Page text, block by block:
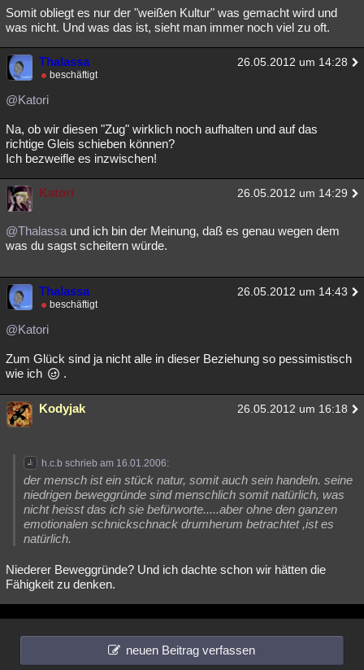
Somit obliegt es nur der "weißen Kultur" was gemacht wird und
was nicht. Und was das ist, sieht man immer noch viel zu oft.
Thalassa 26.05.2012 um 14:28
beschäftigt
@Katori
Na, ob wir diesen "Zug" wirklich noch aufhalten und auf das
richtige Gleis schieben können?
Ich bezweifle es inzwischen!
Katori 26.05.2012 um 14:29
@Thalassa und ich bin der Meinung, daß es genau wegen dem
was du sagst scheitern würde.
Thalassa 26.05.2012 um 14:43
beschäftigt
@Katori
Zum Glück sind ja nicht alle in dieser Beziehung so pessimistisch
wie ich
.
Kodyjak 26.05.2012 um 16:18
h.c.b schrieb am 16.01.2006:
der mensch ist ein stück natur, somit auch sein handeln. seine
niedrigen beweggründe sind menschlich somit natürlich, was
nicht heisst das ich sie befürworte.....aber ohne den ganzen
emotionalen schnickschnack drumherum betrachtet ,ist es
natürlich.
Niederer Beweggründe? Und ich dachte schon wir hätten die
Fähigkeit zu denken.
neuen Beitrag verfassen